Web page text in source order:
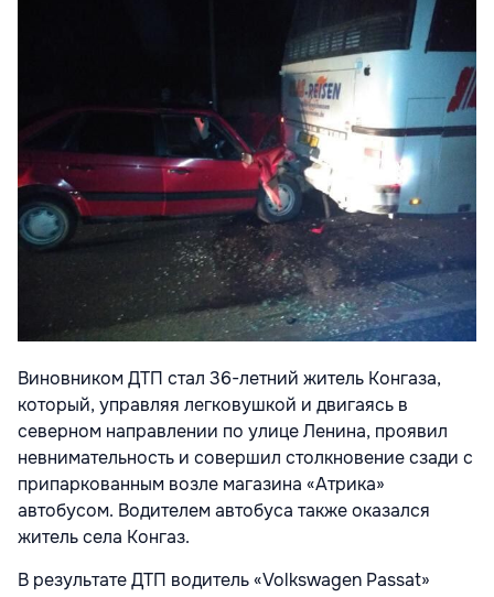
Виновником ДТП стал 36-летний житель Конгаза,
который, управляя легковушкой и двигаясь в
северном направлении по улице Ленина, проявил
невнимательность и совершил столкновение сзади с
припаркованным возле магазина «Атрика»
автобусом. Водителем автобуса также оказался
житель села Конгаз.
В результате ДТП водитель «Volkswagen Passat»